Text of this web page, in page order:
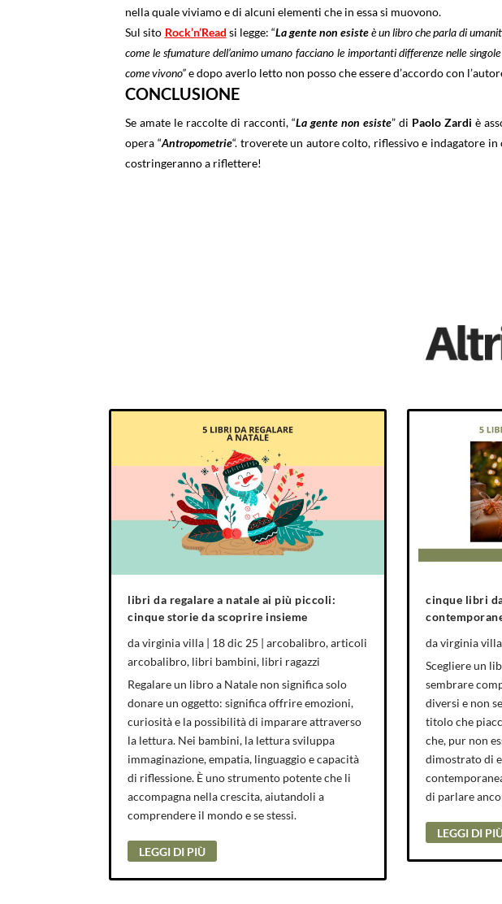
nella quale viviamo e di alcuni elementi che in essa si muovono.
Sul sito Rock’n’Read si legge: “La gente non esisteè un libro che parla di
come le sfumature dell’animo umano facciano le importanti differenze nelle
come vivono”e dopo averlo letto non posso che essere d’accordo con
CONCLUSIONE
Se amate le raccolte di racconti, “La gente non esiste” di Paolo Zardi è
opera “Antropometrie“. troverete un autore colto, riflessivo e indagatore
costringeranno a riflettere!
libri da regalare a natale ai più piccoli:
cinque storie da scoprire insieme
davirginia villa | 18 dic 25 |arcobalibro,articoli
arcobalibro, libri bambini, libri ragazzi
Regalare un libro a Natale non significa solo
donare un oggetto: significa offrire emozioni,
curiosità e la possibilità di imparare attraverso
la lettura. Nei bambini, la lettura sviluppa
immaginazione, empatia, linguaggio e capacità
di riflessione. È uno strumento potente che li
accompagna nella crescita, aiutandoli a
comprendere il mondo e se stessi.
LEGGI DI PIÙ
cinque libri
davirginia villa
Scegliere un
sembrare
diversi e non
titolo che
che, pur non
dimostrato di
di parlare
LEGGI DI